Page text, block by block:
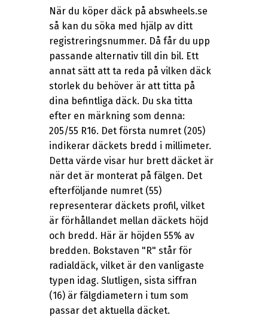
När du köper däck på abswheels.se
så kan du söka med hjälp av ditt
registreringsnummer. Då får du upp
passande alternativ till din bil. Ett
annat sätt att ta reda på vilken däck
storlek du behöver är att titta på
dina befintliga däck. Du ska titta
efter en märkning som denna:
205/55 R16. Det första numret (205)
indikerar däckets bredd i millimeter.
Detta värde visar hur brett däcket är
när det är monterat på fälgen. Det
efterföljande numret (55)
representerar däckets profil, vilket
är förhållandet mellan däckets höjd
och bredd. Här är höjden 55% av
bredden. Bokstaven "R" står för
radialdäck, vilket är den vanligaste
typen idag. Slutligen, sista siffran
(16) är fälgdiametern i tum som
passar det aktuella däcket.